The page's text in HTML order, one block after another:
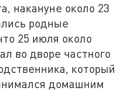
накануне около 23
родные
25 июля около
во дворе частного
который
домашним